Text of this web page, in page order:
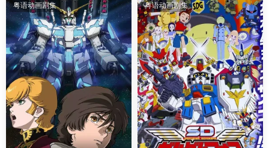
粤语动画剧集 粤语动画剧集